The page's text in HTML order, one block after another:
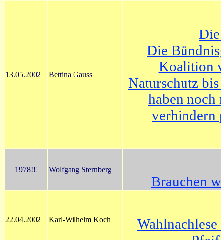
13.05.2002 Bettina Gauss
Die
Koalition
Naturschutz
haben noch
verhindern
1978!!! Wolfgang Sternberg
Brauchen
22.04.2002 Karl-Wilhelm Koch